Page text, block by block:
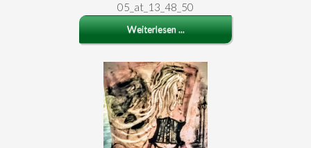
05_at_13_48_50
Weiterlesen ...